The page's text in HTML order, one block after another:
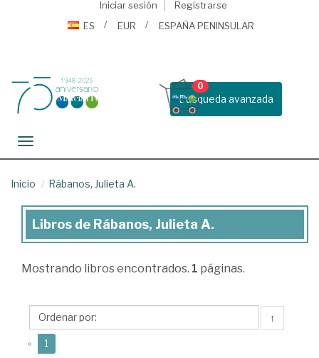
Iniciar sesión
Registrarse
ES
EUR ESPAÑA PENINSULAR
Busqueda avanzada
0
Toggle navigation
Inicio Rábanos, Julieta A.
Libros
Rábanos,
Libros de Rábanos, Julieta A.
Mostrando libros encontrados. 1 páginas.
↑
« 1